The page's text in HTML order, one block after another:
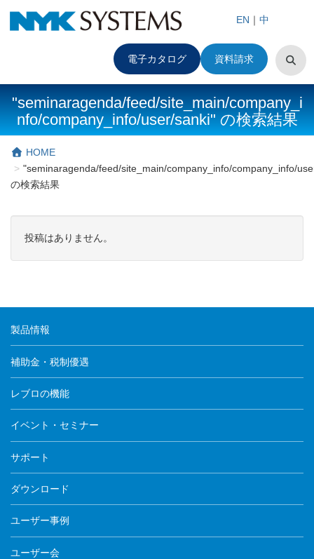
EN ｜ 中
電子カタログ 資料請求
"seminaragenda/feed/site_main/company_i
nfo/company_info/user/sanki" の検索結果
HOME
"seminaragenda/feed/site_main/company_info/company_info/
の検索結果
投稿はありません。
製品情報
補助金・税制優遇
レブロの機能
イベント・セミナー
サポート
ダウンロード
ユーザー事例
ユーザー会